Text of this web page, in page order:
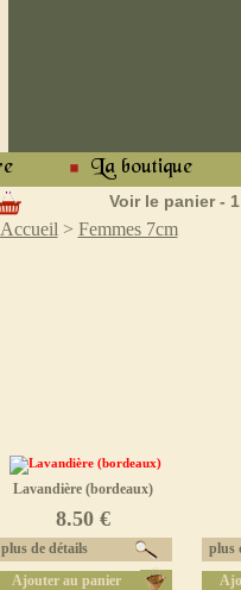
Voir le panier -
Accueil > Femmes 7cm
Lavandière (bordeaux)
8.50 €
plus de détails
Ajouter au panier
plus